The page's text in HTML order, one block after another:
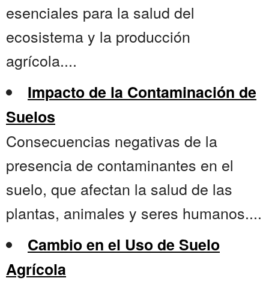
esenciales para la salud del
ecosistema y la producción
agrícola....
Impacto de la Contaminación de
Suelos
Consecuencias negativas de la
presencia de contaminantes en el
suelo, que afectan la salud de las
plantas, animales y seres humanos....
Cambio en el Uso de Suelo
Agrícola